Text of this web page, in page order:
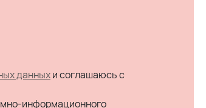
данныхи соглашаюсь c
информационного